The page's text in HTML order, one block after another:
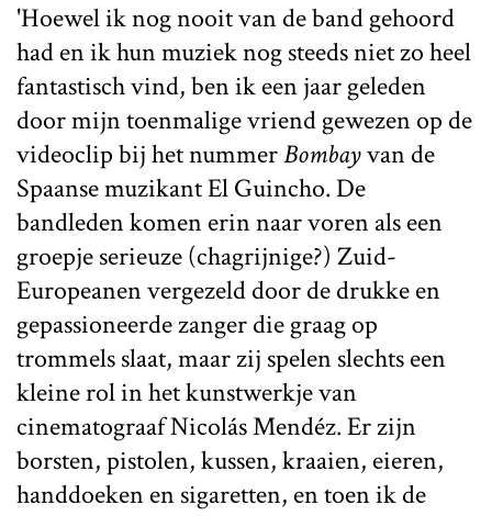
'Hoewel ik nog nooit van de band gehoord
had en ik hun muziek nog steeds niet zo heel
fantastisch vind, ben ik een jaar geleden
door mijn toenmalige vriend gewezen op de
videoclip bij het nummerBombayvan de
Spaanse muzikant El Guincho. De
bandleden komen erin naar voren als een
groepje serieuze (chagrijnige?) Zuid-
Europeanen vergezeld door de drukke en
gepassioneerde zanger die graag op
trommels slaat, maar zij spelen slechts een
kleine rol in het kunstwerkje van
cinematograaf Nicolás Mendéz. Er zijn
borsten, pistolen, kussen, kraaien, eieren,
handdoeken en sigaretten, en toen ik de